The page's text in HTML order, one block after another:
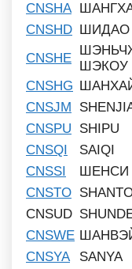
CNSHA
CNSHD
ШИДАО
CNSHE
ШЭКОУ
CNSHG
CNSJM
CNSPU
SHIPU
CNSQI
SAIQI
CNSSI
ШЕНСИ
CNSTO
CNSUD
CNSWE
CNSYA
SANYA